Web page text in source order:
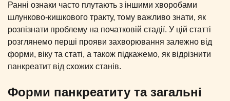
Ранні ознаки часто плутають з іншими хворобами
шлунково-кишкового тракту, тому важливо знати, як
розпізнати проблему на початковій стадії. У цій статті
розглянемо перші прояви захворювання залежно від
форми, віку та статі, а також підкажемо, як відрізнити
панкреатит від схожих станів.
Форми панкреатиту та загальні